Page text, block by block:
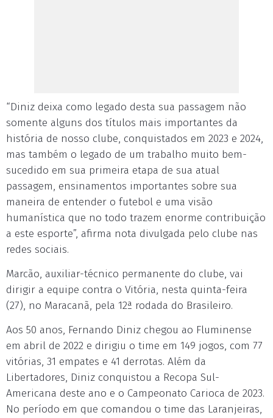
“Diniz deixa como legado desta sua passagem não
somente alguns dos títulos mais importantes da
história de nosso clube, conquistados em 2023 e 2024,
mas também o legado de um trabalho muito bem-
sucedido em sua primeira etapa de sua atual
passagem, ensinamentos importantes sobre sua
maneira de entender o futebol e uma visão
humanística que no todo trazem enorme contribuição
a este esporte”, afirma nota divulgada pelo clube nas
redes sociais.
Marcão, auxiliar-técnico permanente do clube, vai
dirigir a equipe contra o Vitória, nesta quinta-feira
(27), no Maracanã, pela 12ª rodada do Brasileiro.
Aos 50 anos, Fernando Diniz chegou ao Fluminense
em abril de 2022 e dirigiu o time em 149 jogos, com 77
vitórias, 31 empates e 41 derrotas. Além da
Libertadores, Diniz conquistou a Recopa Sul-
Americana deste ano e o Campeonato Carioca de 2023.
No período em que comandou o time das Laranjeiras,